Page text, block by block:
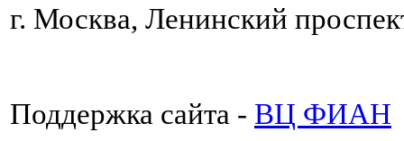
г. Москва, Ленинский
Поддержка сайта - ВЦ ФИАН